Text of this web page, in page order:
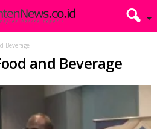
Beverage
and Beverage